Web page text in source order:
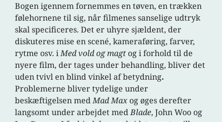
Bogen igennem fornemmes en tøven, en trækken
følehornene til sig, når filmenes sanselige udtryk
skal specificeres. Det er uhyre sjældent, der
diskuteres mise en scené, kameraføring, farver,
rytme osv. iMed vold og magt og i forhold til de
nyere film, der tages under behandling, bliver det
uden tvivl en blind vinkel af betydning.
Problemerne bliver tydelige under
beskæftigelsen medMad Max og øges derefter
langsomt under arbejdet medBlade, John Woo og